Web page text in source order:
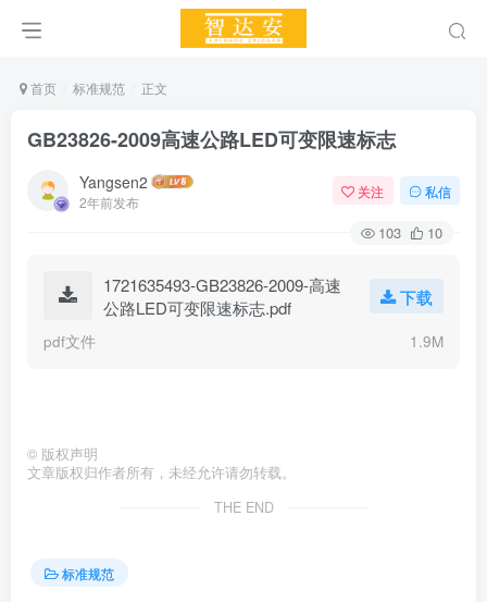
首页 标准规范 正文
GB23826-2009高速公路LED可变限速标志
Yangsen2
2年前发布
关注 私信
103 10
1721635493-GB23826-2009-高速
公路LED可变限速标志.pdf
下载
pdf文件 1.9M
© 版权声明
文章版权归作者所有，未经允许请勿转载。
THE END
标准规范